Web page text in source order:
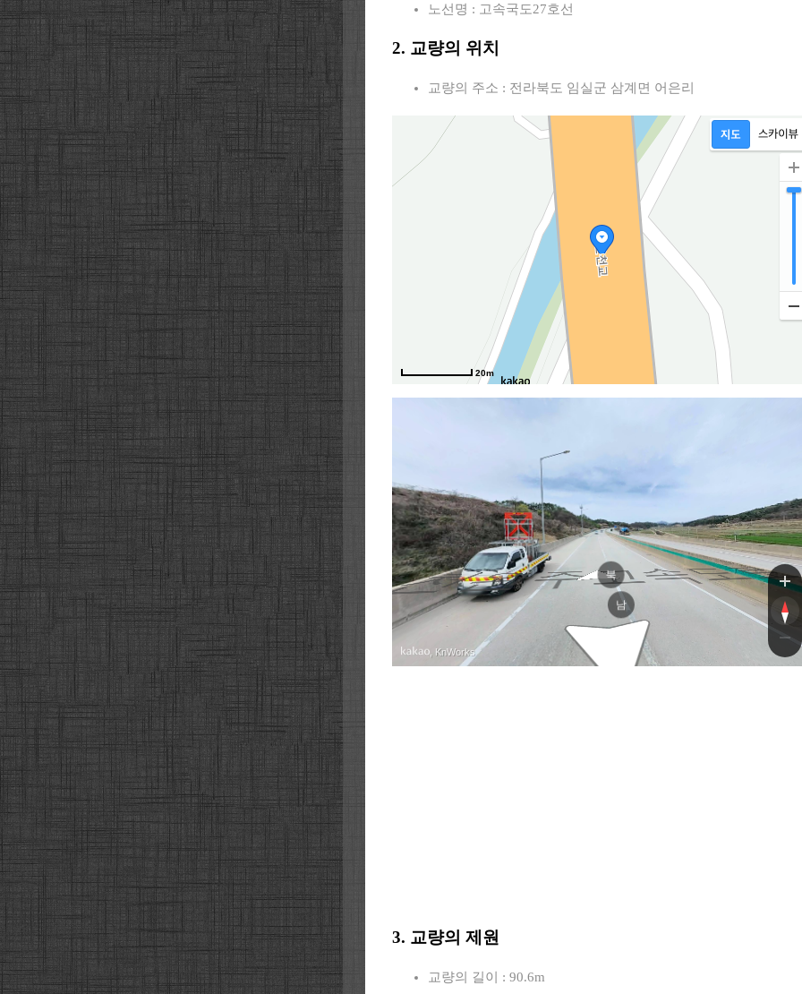
노선명 : 고속국도27호선
2. 교량의 위치
교량의 주소 : 전라북도 임실군 삼계면 어은리
20m
순천완주고속도
순천완주고속도
북
남
, KnWorks
3. 교량의 제원
교량의 길이 : 90.6m